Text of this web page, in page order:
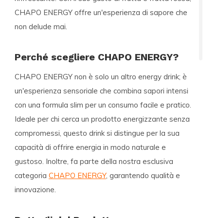
CHAPO ENERGY offre un'esperienza di sapore che
non delude mai.
Perché scegliere CHAPO ENERGY?
CHAPO ENERGY non è solo un altro energy drink; è
un'esperienza sensoriale che combina sapori intensi
con una formula slim per un consumo facile e pratico.
Ideale per chi cerca un prodotto energizzante senza
compromessi, questo drink si distingue per la sua
capacità di offrire energia in modo naturale e
gustoso. Inoltre, fa parte della nostra esclusiva
categoria CHAPO ENERGY, garantendo qualità e
innovazione.